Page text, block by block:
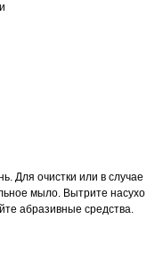
Для очистки или в случае
мыло. Вытрите насухо
абразивные средства.